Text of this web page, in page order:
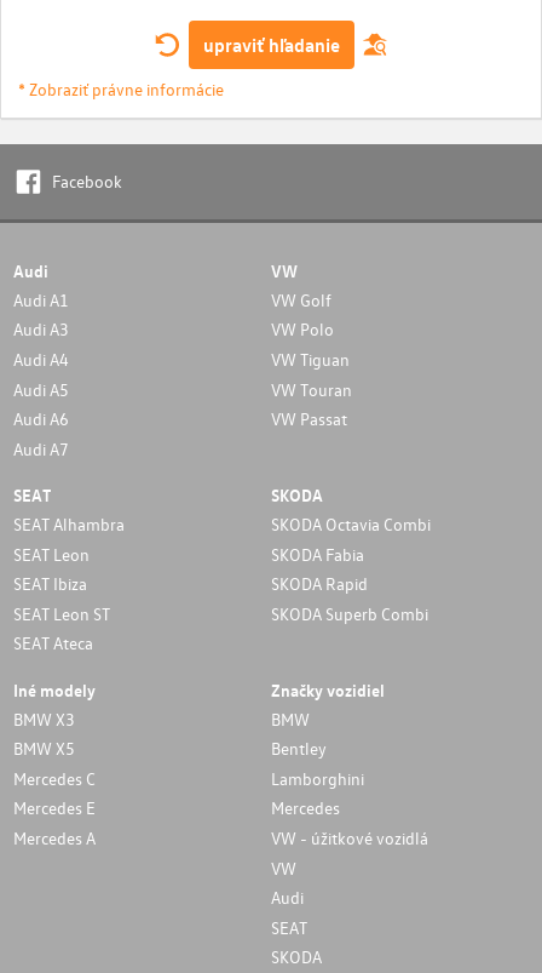
upraviť hľadanie
* Zobraziť právne informácie
Facebook
Audi
Audi A1
Audi A3
Audi A4
Audi A5
Audi A6
Audi A7
VW
VW Golf
VW Polo
VW Tiguan
VW Touran
VW Passat
SEAT
SEAT Alhambra
SEAT Leon
SEAT Ibiza
SEAT Leon ST
SEAT Ateca
SKODA
SKODA Octavia Combi
SKODA Fabia
SKODA Rapid
SKODA Superb Combi
Iné modely
BMW X3
BMW X5
Mercedes C
Mercedes E
Mercedes A
Značky vozidiel
BMW
Bentley
Lamborghini
Mercedes
VW - úžitkové vozidlá
VW
Audi
SEAT
SKODA